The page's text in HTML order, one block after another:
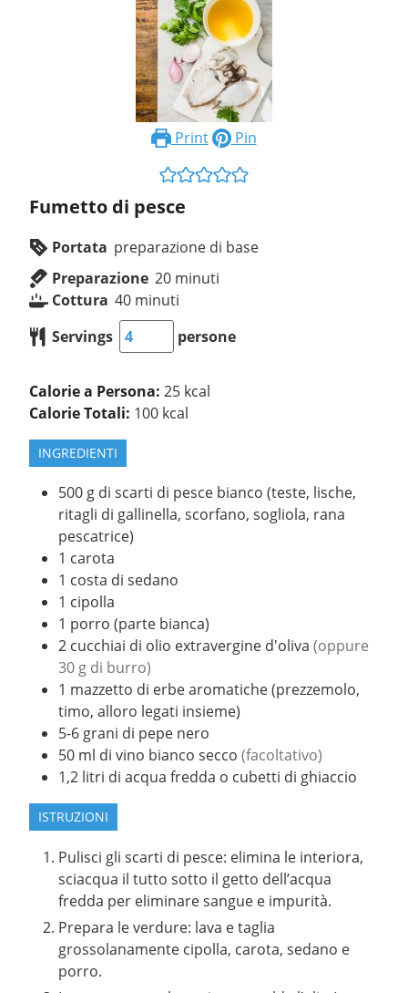
Print Pin
Fumetto di pesce
Portata preparazione di base
Preparazione 20 minuti
Cottura 40 minuti
Servings
persone
Calorie a Persona:25 kcal
Calorie Totali: 100 kcal
INGREDIENTI
500 g di scarti di pesce bianco (teste, lische,
ritagli di gallinella, scorfano, sogliola, rana
pescatrice)
1 carota
1 costa di sedano
1 cipolla
1 porro (parte bianca)
2 cucchiai di olio extravergine d'oliva(oppure
30 g di burro)
1 mazzetto di erbe aromatiche (prezzemolo,
timo, alloro legati insieme)
5-6 grani di pepe nero
50 ml di vino bianco secco(facoltativo)
1,2 litri di acqua fredda o cubetti di ghiaccio
ISTRUZIONI
Pulisci gli scarti di pesce: elimina le interiora,
sciacqua il tutto sotto il getto dell’acqua
fredda per eliminare sangue e impurità.
Prepara le verdure: lava e taglia
grossolanamente cipolla, carota, sedano e
porro.